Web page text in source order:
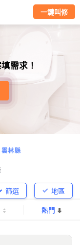
一鍵叫修
需求！
雲林縣
地區
篩選
熱門